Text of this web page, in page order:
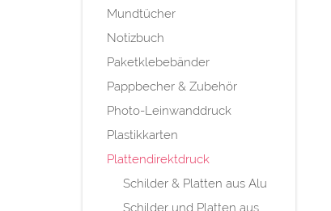
Mundtücher
Notizbuch
Paketklebebänder
Pappbecher & Zubehör
Photo-Leinwanddruck
Plastikkarten
Plattendirektdruck
Schilder & Platten aus Alu
Schilder und Platten aus